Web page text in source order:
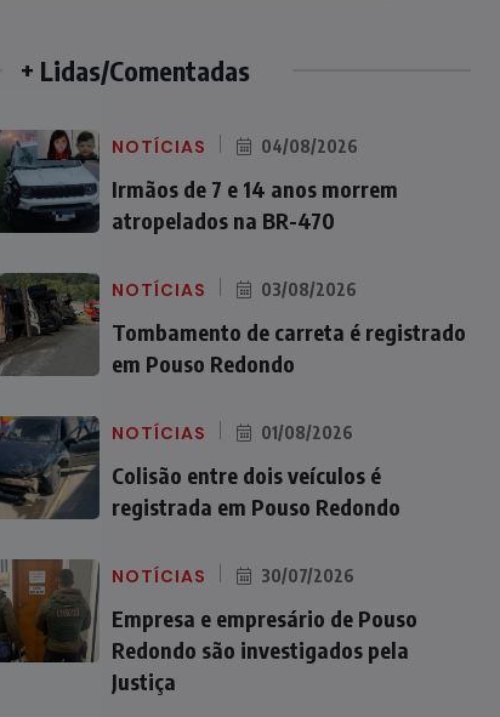
+ Lidas/Comentadas
NOTÍCIAS 04/08/2026
Irmãos de 7 e 14 anos morrem
atropelados na BR-470
NOTÍCIAS 03/08/2026
Tombamento de carreta é registrado
em Pouso Redondo
NOTÍCIAS 01/08/2026
Colisão entre dois veículos é
registrada em Pouso Redondo
NOTÍCIAS 30/07/2026
Empresa e empresário de Pouso
Redondo são investigados pela
Justiça